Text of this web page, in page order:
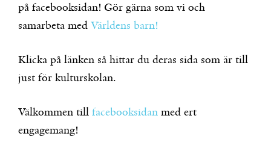
på facebooksidan! Gör gärna som vi och
samarbeta med Världens barn!
Klicka på länken så hittar du deras sida som är till
just för kulturskolan.
Välkommen till facebooksidan med ert
engagemang!